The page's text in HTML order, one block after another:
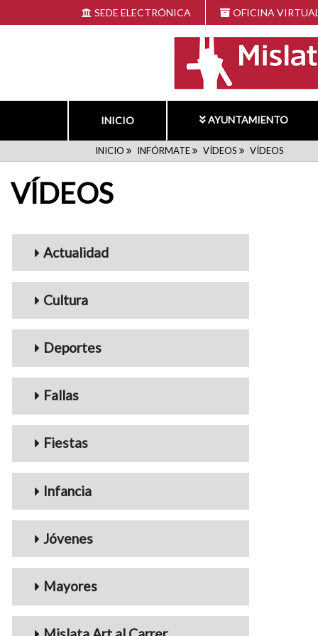
al
SEDE ELECTRÓNICA OFICINA
INICIO AYUNTAMIENTO
RUTA
DE
NAVEGACIÓN
INICIO INFÓRMATE VÍDEOS VÍDEOS
VÍDEOS
Menu_Videos
Actualidad
Cultura
Deportes
Fallas
Fiestas
Infancia
Jóvenes
Mayores